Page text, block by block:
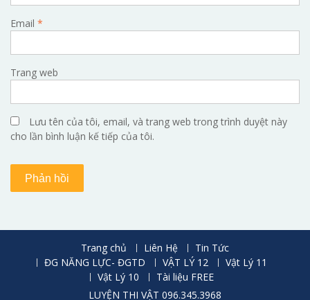
Email *
Trang web
Lưu tên của tôi, email, và trang web trong trình duyệt này
cho lần bình luận kế tiếp của tôi.
Trang chủ Liên Hệ
Tin Tức
ĐG NĂNG LỰC- ĐGTD
VẬT LÝ 12
Vật Lý 11
Vật Lý 10
Tài liệu FREE
LUYỆN THI VẬT 096.345.3968